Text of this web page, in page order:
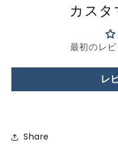
カスタ
最初のレ
レ
Share